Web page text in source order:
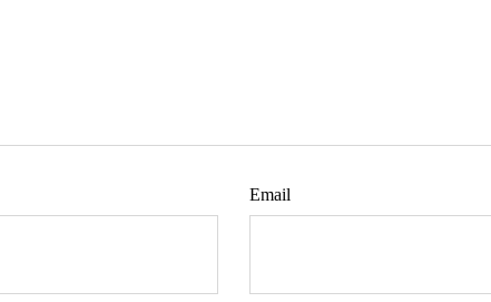
Email